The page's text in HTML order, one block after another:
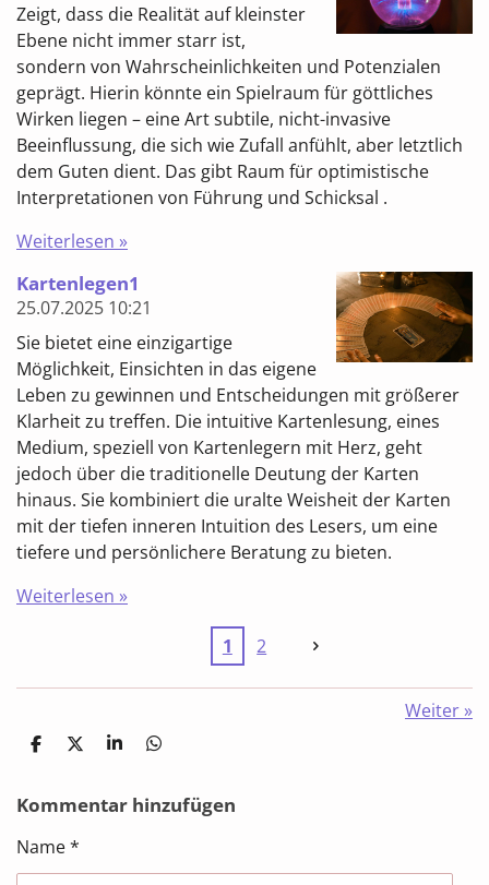
Zeigt, dass die Realität auf kleinster
Ebene nicht immer starr ist,
sondern von Wahrscheinlichkeiten und Potenzialen
geprägt. Hierin könnte ein Spielraum für göttliches
Wirken liegen – eine Art subtile, nicht-invasive
Beeinflussung, die sich wie Zufall anfühlt, aber letztlich
dem Guten dient. Das gibt Raum für optimistische
Interpretationen von Führung und Schicksal .
Weiterlesen »
Kartenlegen1
25.07.2025 10:21
Sie bietet eine einzigartige
Möglichkeit, Einsichten in das eigene
Leben zu gewinnen und Entscheidungen mit größerer
Klarheit zu treffen. Die intuitive Kartenlesung, eines
Medium, speziell von Kartenlegern mit Herz, geht
jedoch über die traditionelle Deutung der Karten
hinaus. Sie kombiniert die uralte Weisheit der Karten
mit der tiefen inneren Intuition des Lesers, um eine
tiefere und persönlichere Beratung zu bieten.
Weiterlesen »
1 2
Weiter »
T
l
T
l
n
T
l
T
l
Kommentar hinzufügen
Name *